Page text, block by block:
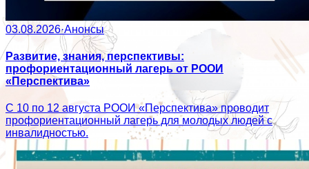
03.08.2026·Анонсы
Развитие, знания, перспективы:
профориентационный лагерь от РООИ
«Перспектива»
С 10 по 12 августа РООИ «Перспектива» проводит
профориентационный лагерь для молодых людей с
инвалидностью.